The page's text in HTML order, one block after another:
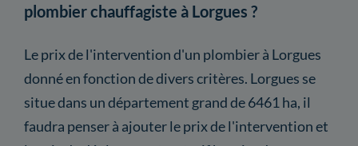
plombier chauffagiste à Lorgues ?
Le prix de l'intervention d'un plombier à Lorgues
donné en fonction de divers critères. Lorgues se
situe dans un département grand de 6461 ha, il
faudra penser à ajouter le prix de l'intervention et